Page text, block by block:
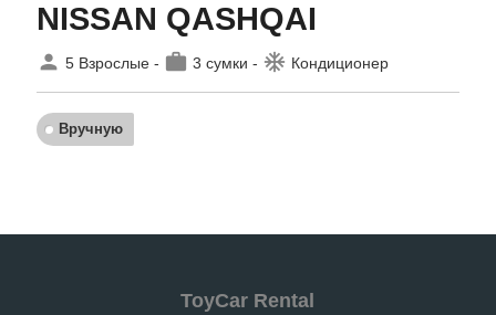
NISSAN QASHQAI
person 5 Взрослые - work 3 сумки - ac_unit Кондиционер
Вручную
ToyCar Rental